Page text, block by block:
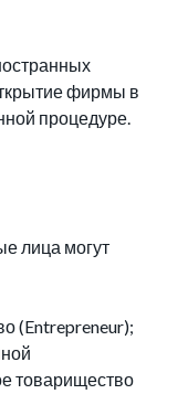
фирмы в
процедуре.
лица могут
(Entrepreneur);
товарищество